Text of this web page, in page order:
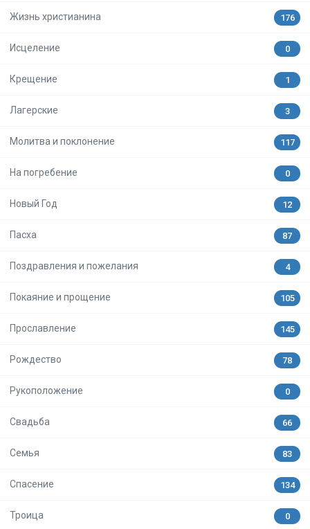
Жизнь христианина 176
Исцеление 0
Крещение 1
Лагерские 3
Молитва и поклонение 117
На погребение 0
Новый Год 12
Пасха 87
Поздравления и пожелания 4
Покаяние и прощение 105
Прославление 145
Рождество 78
Рукоположение 0
Свадьба 66
Семья 83
Спасение 134
Троица 0